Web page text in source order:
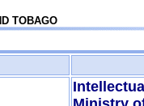
TOBAGO